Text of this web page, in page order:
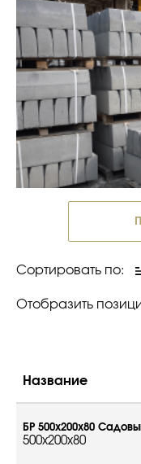
Сортировать по:
Отобразить
Название
БР 500х200х80
500x200x80